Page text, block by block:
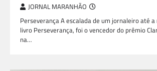
JORNAL MARANHÃO
Perseverança A escalada de um jornaleiro até
livro Perseverança, foi o vencedor do prêmio
na…